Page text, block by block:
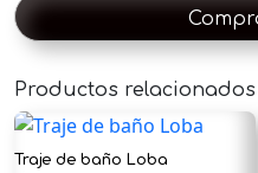
Productos relacionados
Traje de baño Loba